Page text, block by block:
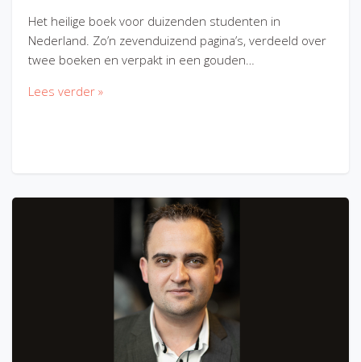
Het heilige boek voor duizenden studenten in
Nederland. Zo’n zevenduizend pagina’s, verdeeld over
twee boeken en verpakt in een gouden…
Lees verder »